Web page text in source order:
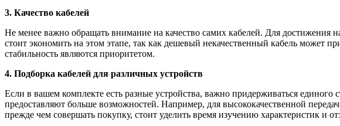
3. Качество кабелей
Не менее важно обращать внимание на качество самих кабелей. Для
стоит экономить на этом этапе, так как дешевый некачественный кабель может
стабильность являются приоритетом.
4. Подборка кабелей для различных устройств
Если в вашем комплекте есть разные устройства, важно придерживаться
предоставляют больше возможностей. Например, для высококачественной
прежде чем совершать покупку, стоит уделить время изучению характеристик и